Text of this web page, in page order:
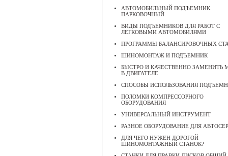
АВТОМОБИЛЬНЫЙ ПОДЪЕМНИК
ПАРКОВОЧНЫЙ.
ВИДЫ ПОДЪЕМНИКОВ ДЛЯ РАБОТ С
ЛЕГКОВЫМИ АВТОМОБИЛЯМИ
ПРОГРАММЫ БАЛАНСИРОВОЧНЫХ
ШИНОМОНТАЖ И ПОДЪЕМНИК
БЫСТРО И КАЧЕСТВЕННО ЗАМЕНИТЬ
В ДВИГАТЕЛЕ
CПОСОБЫ ИСПОЛЬЗОВАНИЯ
ПОЛОМКИ КОМПРЕССОРНОГО
ОБОРУДОВАНИЯ
УНИВЕРСАЛЬНЫЙ ИНСТРУМЕНТ
РАЗНОЕ ОБОРУДОВАНИЕ ДЛЯ
ДЛЯ ЧЕГО НУЖЕН ДОРОГОЙ
ШИНОМОНТАЖНЫЙ СТАНОК?